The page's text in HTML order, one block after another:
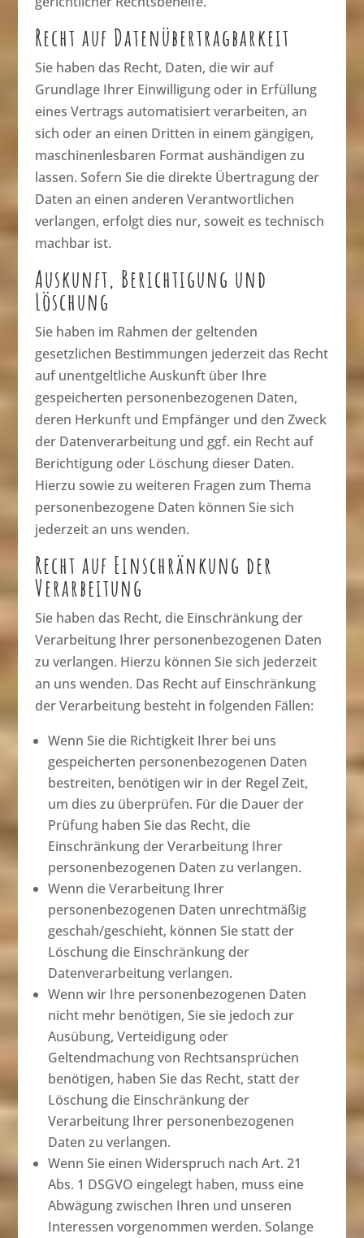
Recht auf Daten­übertrag­barkeit
Sie haben das Recht, Daten, die wir auf
Grundlage Ihrer Einwilligung oder in Erfüllung
eines Vertrags automatisiert verarbeiten, an
sich oder an einen Dritten in einem gängigen,
maschinenlesbaren Format aushändigen zu
lassen. Sofern Sie die direkte Übertragung der
Daten an einen anderen Verantwortlichen
verlangen, erfolgt dies nur, soweit es technisch
machbar ist.
Auskunft, Berichtigung und
Löschung
Sie haben im Rahmen der geltenden
gesetzlichen Bestimmungen jederzeit das Recht
auf unentgeltliche Auskunft über Ihre
gespeicherten personenbezogenen Daten,
deren Herkunft und Empfänger und den Zweck
der Datenverarbeitung und ggf. ein Recht auf
Berichtigung oder Löschung dieser Daten.
Hierzu sowie zu weiteren Fragen zum Thema
personenbezogene Daten können Sie sich
jederzeit an uns wenden.
Recht auf Einschränkung der
Verarbeitung
Sie haben das Recht, die Einschränkung der
Verarbeitung Ihrer personenbezogenen Daten
zu verlangen. Hierzu können Sie sich jederzeit
an uns wenden. Das Recht auf Einschränkung
der Verarbeitung besteht in folgenden Fällen:
Wenn Sie die Richtigkeit Ihrer bei uns
gespeicherten personenbezogenen Daten
bestreiten, benötigen wir in der Regel Zeit,
um dies zu überprüfen. Für die Dauer der
Prüfung haben Sie das Recht, die
Einschränkung der Verarbeitung Ihrer
personenbezogenen Daten zu verlangen.
Wenn die Verarbeitung Ihrer
personenbezogenen Daten unrechtmäßig
geschah/geschieht, können Sie statt der
Löschung die Einschränkung der
Datenverarbeitung verlangen.
Wenn wir Ihre personenbezogenen Daten
nicht mehr benötigen, Sie sie jedoch zur
Ausübung, Verteidigung oder
Geltendmachung von Rechtsansprüchen
benötigen, haben Sie das Recht, statt der
Löschung die Einschränkung der
Verarbeitung Ihrer personenbezogenen
Daten zu verlangen.
Wenn Sie einen Widerspruch nach Art. 21
Abs. 1 DSGVO eingelegt haben, muss eine
Abwägung zwischen Ihren und unseren
Interessen vorgenommen werden. Solange